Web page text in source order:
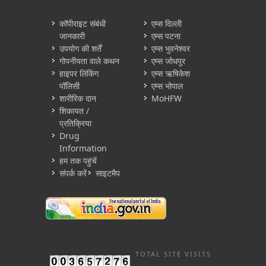
कॉपीराइट संबंधी
जानकारी
उपयोग की शर्तें
गोपनीयता वाले कथन
हाइपर लिंकिंग
पॉलिसी
शारीरिक दान
शिकायत /
प्रतिक्रिया
Drug
Information
हम तक पहुंचें
संपर्क करें
साइटमैप
एम्स दिल्ली
एम्स पटना
एम्स भुवनेश्वर
एम्स जोधपुर
एम्स ऋषिकेश
एम्स भोपाल
MoHFW
TOTAL SITE VISITS